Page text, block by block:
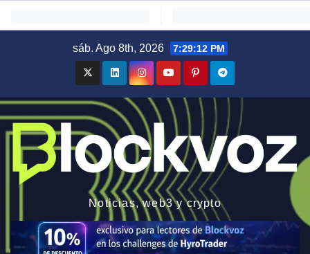
sáb. Ago 8th, 2026 7:29:13 PM
Noticias, web3 y crypto